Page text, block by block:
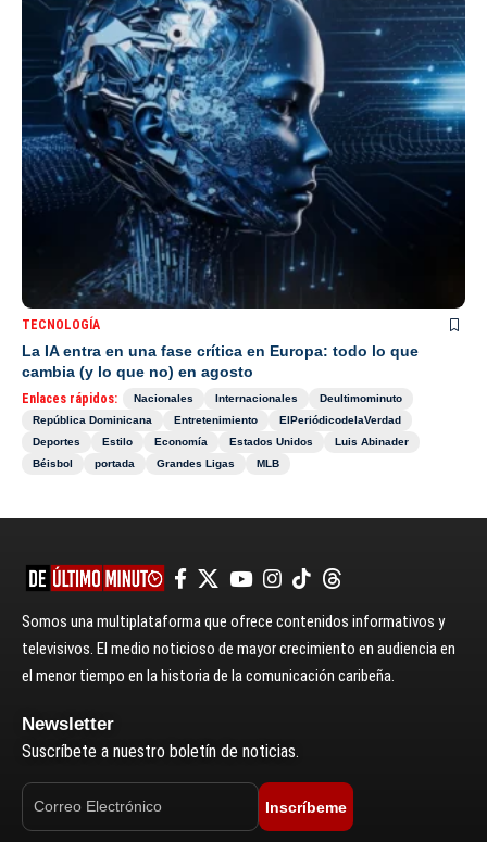
TECNOLOGÍA
La IA entra en una fase crítica en Europa: todo lo que
cambia (y lo que no) en agosto
Enlaces rápidos: Nacionales Internacionales
Deultimominuto
República Dominicana
Entretenimiento
ElPeriódicodelaVerdad
Deportes
Estilo Economía Estados Unidos
Luis Abinader
Béisbol
portada Grandes Ligas MLB
Somos una multiplataforma que ofrece contenidos informativos y
televisivos. El medio noticioso de mayor crecimiento en audiencia en
el menor tiempo en la historia de la comunicación caribeña.
Newsletter
Suscríbete a nuestro boletín de noticias.
Inscríbeme